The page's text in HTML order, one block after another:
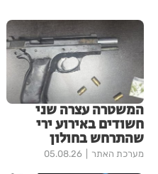
המשטרה עצרה שני
חשודים באירוע ירי
שהתרחש בחולון
מערכת האתר 05.08.26